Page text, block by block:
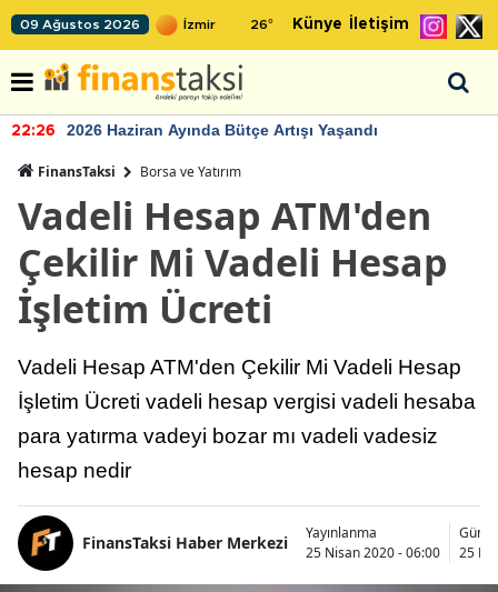
09 Ağustos 2026 26° Künye İletişim
2026 Haziran Ayında Bütçe Artışı Yaşandı
FinansTaksi Borsa ve Yatırım
Vadeli Hesap ATM'den
Çekilir Mi Vadeli Hesap
İşletim Ücreti
Vadeli Hesap ATM'den Çekilir Mi Vadeli Hesap
İşletim Ücreti vadeli hesap vergisi vadeli hesaba
para yatırma vadeyi bozar mı vadeli vadesiz
hesap nedir
FinansTaksi Haber Merkezi
Yayınlanma
25 Nisan 2020 - 06:00
25